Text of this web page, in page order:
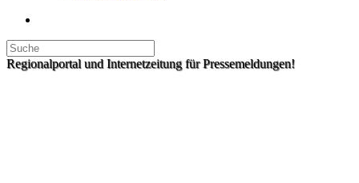
Regionalportal und Internetzeitung für Pressemeldungen!